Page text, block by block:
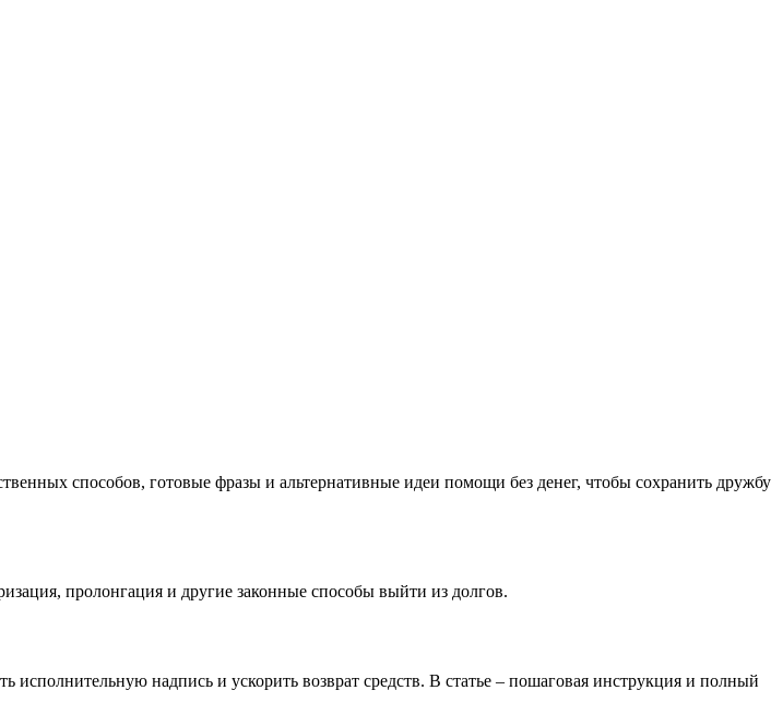
способов, готовые фразы и альтернативные идеи помощи без денег, чтобы сохранить дружбу
пролонгация и другие законные способы выйти из долгов.
исполнительную надпись и ускорить возврат средств. В статье – пошаговая инструкция и полный